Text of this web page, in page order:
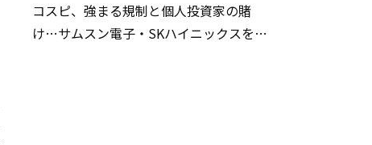
コスピ、強まる規制と個人投資家の賭
け…サムスン電子・SKハイニックスを巡